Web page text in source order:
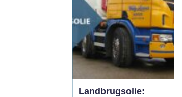
Landbrugsolie: